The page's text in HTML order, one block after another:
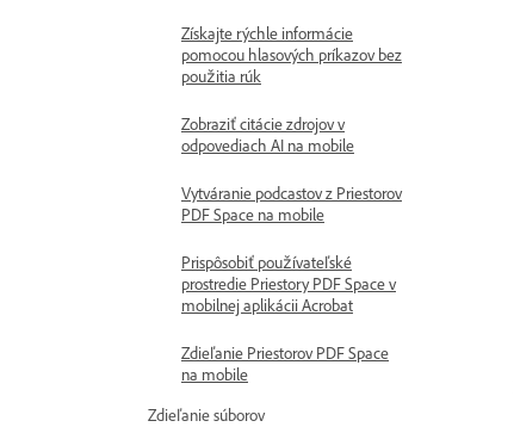
Získajte rýchle informácie
pomocou hlasových príkazov bez
použitia rúk
Zobraziť citácie zdrojov v
odpovediach AI na mobile
Vytváranie podcastov z Priestorov
PDF Space na mobile
Prispôsobiť používateľské
prostredie Priestory PDF Space v
mobilnej aplikácii Acrobat
Zdieľanie Priestorov PDF Space
na mobile
Zdieľanie súborov